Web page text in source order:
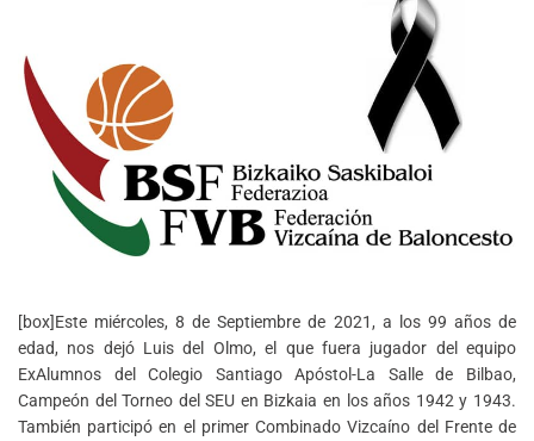
[box]Este miércoles, 8 de Septiembre de 2021, a los 99 años de
edad, nos dejó Luis del Olmo, el que fuera jugador del equipo
ExAlumnos del Colegio Santiago Apóstol-La Salle de Bilbao,
Campeón del Torneo del SEU en Bizkaia en los años 1942 y 1943.
También participó en el primer Combinado Vizcaíno del Frente de